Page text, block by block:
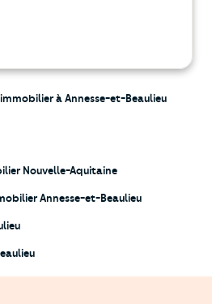
à Annesse-et-Beaulieu
Nouvelle-Aquitaine
Annesse-et-Beaulieu